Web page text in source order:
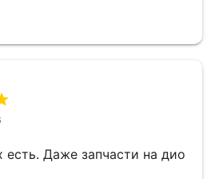
есть. Даже запчасти на дио